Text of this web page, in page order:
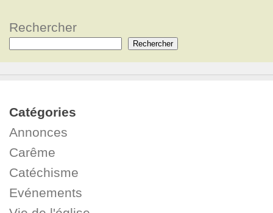
Rechercher
Rechercher
Catégories
Annonces
Carême
Catéchisme
Evénements